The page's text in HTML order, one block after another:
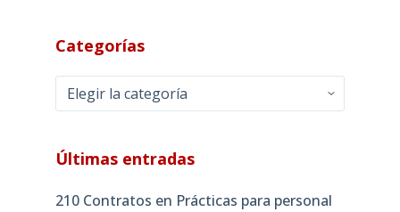
Categorías
Categorías
Últimas entradas
210 Contratos en Prácticas para personal